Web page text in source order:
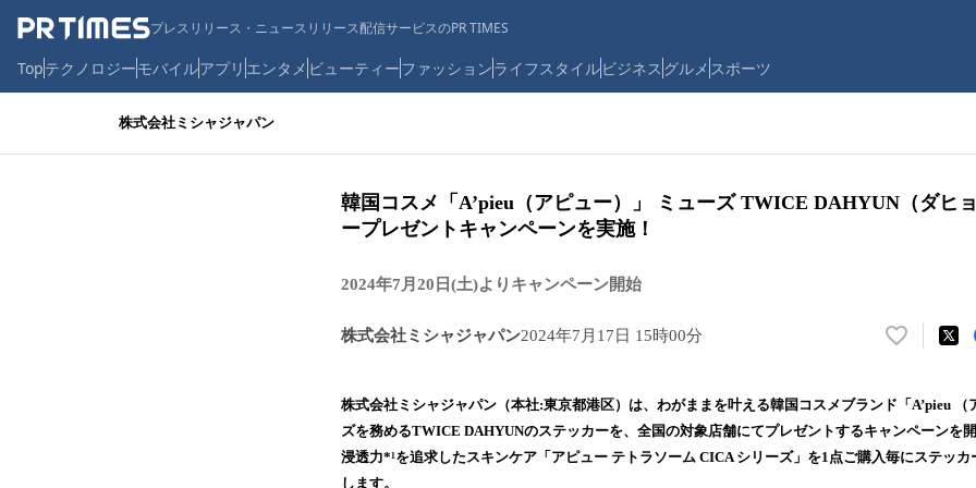
プレスリリース・ニュースリリース配信サービスのPR TIMES
Topテクノロジーモバイルアプリ エンタメ ビューティーファッションライフスタイルビジネス グルメ スポーツ
株式会社ミシャジャパン
韓国コスメ「A’pieu（アピュー）」 ミューズ TWICE DAHYUN（ダヒ
ープレゼントキャンペーンを実施！
2024年7月20日(土)よりキャンペーン開始
株式会社ミシャジャパン2024年7月17日 15時00分
い
！
数
を
株式会社ミシャジャパン（本社:東京都港区）は、わがままを叶える韓国コスメブランド「A’pieu （
ズを務めるTWICE DAHYUNのステッカーを、全国の対象店舗にてプレゼントするキャンペーンを
浸透力*¹を追求したスキンケア「アピュー テトラソーム CICA シリーズ」を1点ご購入毎にステッ
します。